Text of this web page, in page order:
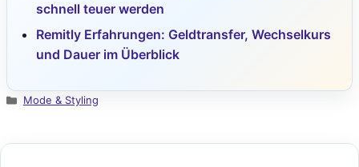
schnell teuer werden
Remitly Erfahrungen: Geldtransfer, Wechselkurs
und Dauer im Überblick
Kategorien
Mode & Styling